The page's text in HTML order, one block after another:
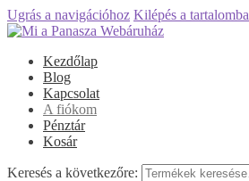
Ugrás a navigációhoz Kilépés a tartalomba
Kezdőlap
Blog
Kapcsolat
A fiókom
Pénztár
Kosár
Keresés a következőre: